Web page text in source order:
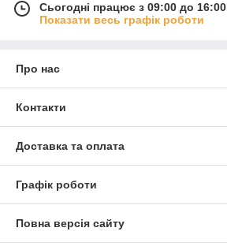
Сьогодні працює з 09:00 до 16:00
Показати весь графік роботи
Про нас
Контакти
Доставка та оплата
Графік роботи
Повна версія сайту